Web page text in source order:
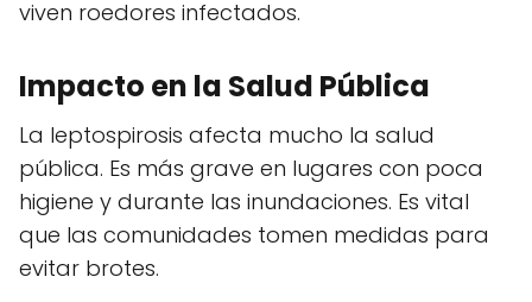
viven roedores infectados.
Impacto en la Salud Pública
La leptospirosis afecta mucho la salud
pública. Es más grave en lugares con poca
higiene y durante las inundaciones. Es vital
que las comunidades tomen medidas para
evitar brotes.